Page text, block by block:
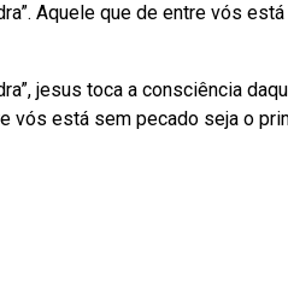
Aquele que de entre vós
jesus toca a consciência
vós está sem pecado seja o